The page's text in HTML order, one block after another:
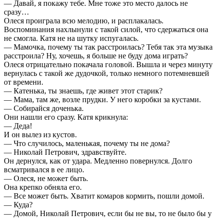
— Давай, я покажу тебе. Мне тоже это место далось не
сразу…
Олеся проиграла всю мелодию, и расплакалась.
Воспоминания нахлынули с такой силой, что сдержаться она
не смогла. Катя не на шутку испугалась.
— Мамочка, почему ты так расстроилась? Тебя так эта музыка
расстроила? Ну, хочешь, я больше не буду дома играть?
Олеся отрицательно покачала головой. Вышла и через минуту
вернулась с такой же дудочкой, только немного потемневшей
от времени.
— Катенька, ты знаешь, где живет этот старик?
— Мама, там же, возле прудки. У него коробки за кустами.
— Собирайся доченька.
Они нашли его сразу. Катя крикнула:
— Деда!
И он вылез из кустов.
— Что случилось, маленькая, почему ты не дома?
— Николай Петрович, здравствуйте.
Он дернулся, как от удара. Медленно повернулся. Долго
всматривался в ее лицо.
— Олеся, не может быть.
Она крепко обняла его.
— Все может быть. Хватит комаров кормить, пошли домой.
— Куда?
— Домой, Николай Петрович, если бы не вы, то не было бы у